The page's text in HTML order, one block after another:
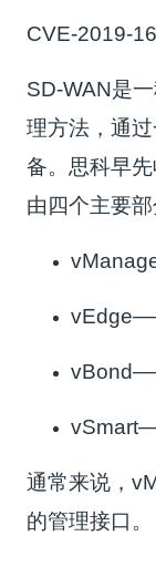
CVE-2019-
SD-WAN是
理方法，通
备。思科早
由四个主要部
通常来说，
的管理接口。